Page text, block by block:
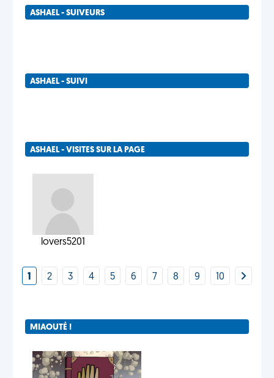
ASHAEL - SUIVEURS
ASHAEL - SUIVI
ASHAEL - VISITES SUR LA PAGE
lovers5201
1 2 3 4 5 6 7 8 9 10
MIAOUTÉ !